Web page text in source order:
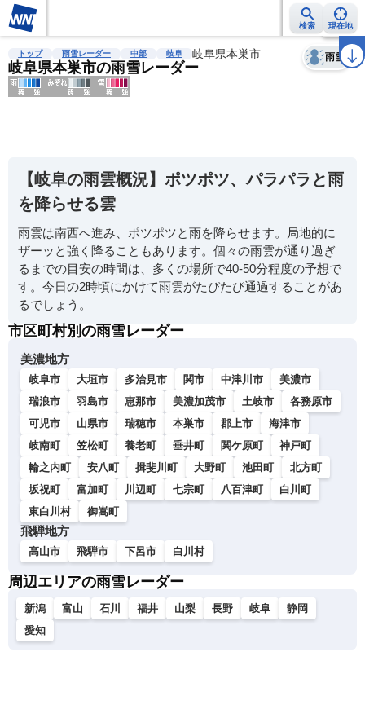
検索 現在地
雨雲レーダー 台風情報 地震情報 警報・注意報 2週間天気 ラ
トップ 雨雪レーダー 中部 岐阜 岐阜県本巣市
岐阜県本巣市の雨雪レーダー
雨雪
天気 台風
【岐阜の雨雲概況】ポツポツ、パラパラと雨
を降らせる雲
雨雲は南西へ進み、ポツポツと雨を降らせます。局地的に
ザーッと強く降ることもあります。個々の雨雲が通り過ぎ
るまでの目安の時間は、多くの場所で40-50分程度の予想で
す。今日の2時頃にかけて雨雲がたびたび通過することがあ
るでしょう。
市区町村別の雨雪レーダー
美濃地方
岐阜市 大垣市 多治見市 関市 中津川市
美濃市
瑞浪市
羽島市 恵那市 美濃加茂市 土岐市
各務原市
可児市
山県市 瑞穂市 本巣市 郡上市
海津市
岐南町
笠松町 養老町 垂井町 関ケ原町
神戸町
輪之内町
安八町 揖斐川町 大野町 池田町
北方町
坂祝町
富加町 川辺町 七宗町 八百津町
白川町
東白川村
御嵩町
飛騨地方
高山市 飛騨市 下呂市 白川村
周辺エリアの雨雪レーダー
新潟 富山 石川 福井 山梨 長野 岐阜
静岡
愛知